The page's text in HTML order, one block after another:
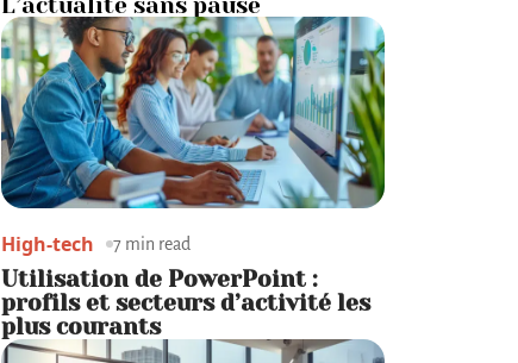
High-tech 7 min read
Utilisation de PowerPoint :
profils et secteurs d’activité les
plus courants